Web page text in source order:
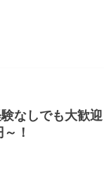
なしでも大歓
！